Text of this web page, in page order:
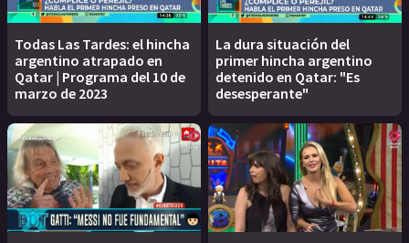
Todas Las Tardes: el hincha
argentino atrapado en
Qatar | Programa del 10 de
marzo de 2023
La dura situación del
primer hincha argentino
detenido en Qatar: "Es
desesperante"